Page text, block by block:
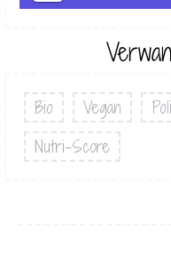
Bio Vegan
Nutri-Score